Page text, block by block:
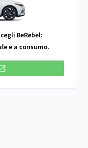
BeRebel:
e a consumo.